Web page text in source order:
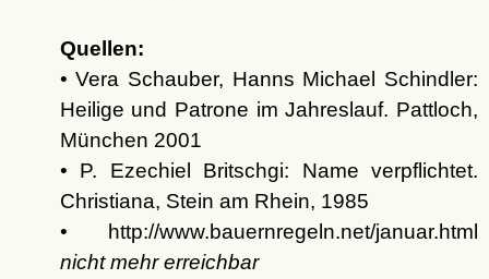
Quellen:
• Vera Schauber, Hanns Michael Schindler:
Heilige und Patrone im Jahreslauf. Pattloch,
München 2001
• P. Ezechiel Britschgi: Name verpflichtet.
Christiana, Stein am Rhein, 1985
• http://www.bauernregeln.net/januar.html
nicht mehr erreichbar